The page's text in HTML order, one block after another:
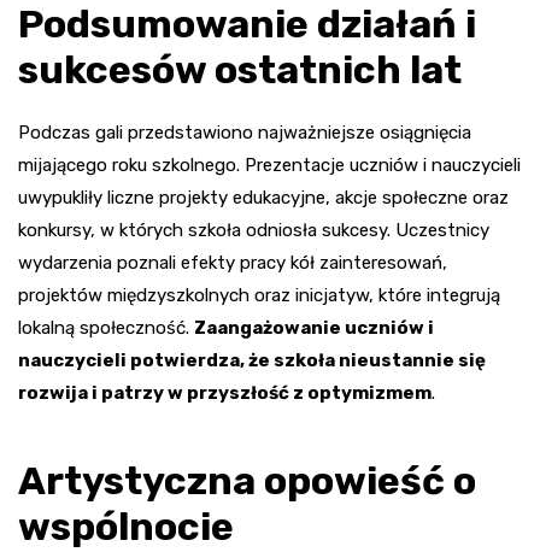
Podsumowanie działań i
sukcesów ostatnich lat
Podczas gali przedstawiono najważniejsze osiągnięcia
mijającego roku szkolnego. Prezentacje uczniów i nauczycieli
uwypukliły liczne projekty edukacyjne, akcje społeczne oraz
konkursy, w których szkoła odniosła sukcesy. Uczestnicy
wydarzenia poznali efekty pracy kół zainteresowań,
projektów międzyszkolnych oraz inicjatyw, które integrują
lokalną społeczność. Zaangażowanie uczniów i
nauczycieli potwierdza, że szkoła nieustannie się
rozwija i patrzy w przyszłość z optymizmem.
Artystyczna opowieść o
wspólnocie